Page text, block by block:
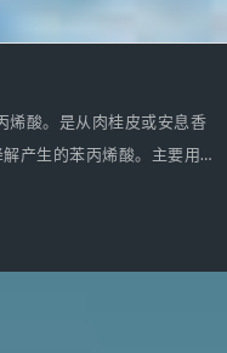
酸。是从肉桂皮或安息香
产生的苯丙烯酸。主要用于